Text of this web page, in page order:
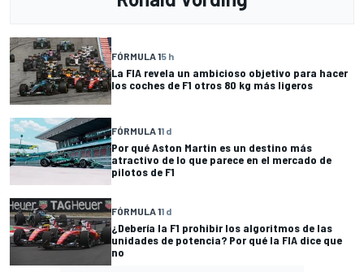
FÓRMULA 15 h
La FIA revela un ambicioso objetivo para hacer
los coches de F1 otros 80 kg más ligeros
FÓRMULA 11 d
Por qué Aston Martin es un destino más
atractivo de lo que parece en el mercado de
pilotos de F1
FÓRMULA 11 d
¿Debería la F1 prohibir los algoritmos de las
unidades de potencia? Por qué la FIA dice que
no